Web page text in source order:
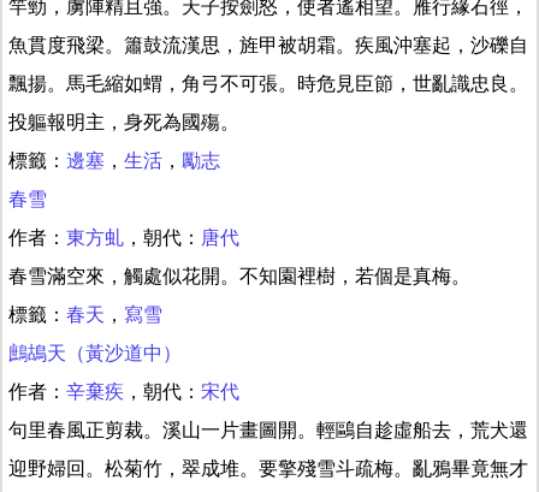
竿勁，虜陣精且強。天子按劍怒，使者遙相望。雁行緣石徑，
魚貫度飛梁。簫鼓流漢思，旌甲被胡霜。疾風沖塞起，沙礫自
飄揚。馬毛縮如蝟，角弓不可張。時危見臣節，世亂識忠良。
投軀報明主，身死為國殤。
標籤： 邊塞 ， 生活 ， 勵志
春雪
作者： 東方虬 ，朝代： 唐代
春雪滿空來，觸處似花開。不知園裡樹，若個是真梅。
標籤： 春天 ， 寫雪
鷓鴣天（黃沙道中）
作者： 辛棄疾 ，朝代： 宋代
句里春風正剪裁。溪山一片畫圖開。輕鷗自趁虛船去，荒犬還
迎野婦回。松菊竹，翠成堆。要擎殘雪斗疏梅。亂鴉畢竟無才